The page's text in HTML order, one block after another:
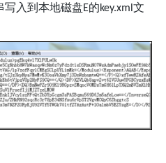
写入到本地磁盘E的key.xml 文